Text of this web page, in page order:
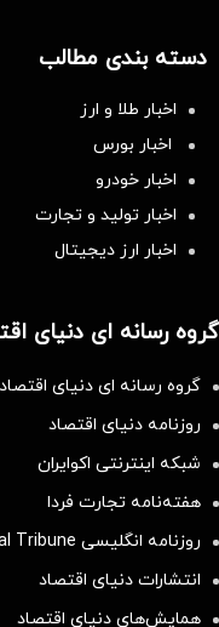
دسته بندی مطالب
اخبار طلا و ارز
اخبار بورس
اخبار خودرو
اخبار تولید و تجارت
اخبار ارز دیجیتال
گروه رسانه ای دنیای
گروه رسانه ای دنیای اقتصاد
روزنامه دنیای اقتصاد
شبکه اینترنتی اکوایران
هفته‌نامه تجارت فردا
روزنامه انگلیسی Financial Tribune
انتشارات دنیای اقتصاد
همایش‌های دنیای اقتصاد